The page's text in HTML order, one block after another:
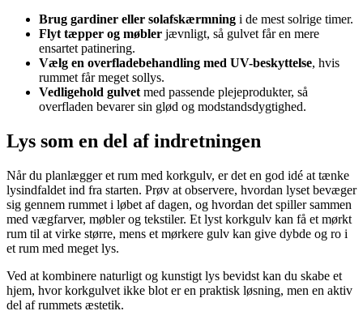
Brug gardiner eller solafskærmning i de mest solrige timer.
Flyt tæpper og møbler jævnligt, så gulvet får en mere
ensartet patinering.
Vælg en overfladebehandling med UV-beskyttelse, hvis
rummet får meget sollys.
Vedligehold gulvet med passende plejeprodukter, så
overfladen bevarer sin glød og modstandsdygtighed.
Lys som en del af indretningen
Når du planlægger et rum med korkgulv, er det en god idé at tænke
lysindfaldet ind fra starten. Prøv at observere, hvordan lyset bevæger
sig gennem rummet i løbet af dagen, og hvordan det spiller sammen
med vægfarver, møbler og tekstiler. Et lyst korkgulv kan få et mørkt
rum til at virke større, mens et mørkere gulv kan give dybde og ro i
et rum med meget lys.
Ved at kombinere naturligt og kunstigt lys bevidst kan du skabe et
hjem, hvor korkgulvet ikke blot er en praktisk løsning, men en aktiv
del af rummets æstetik.